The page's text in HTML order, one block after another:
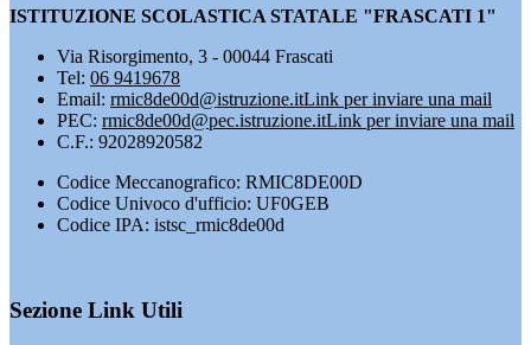
ISTITUZIONE SCOLASTICA STATALE "FRASCATI 1"
Via Risorgimento, 3 - 00044 Frascati
Tel: 06 9419678
Email: rmic8de00d@istruzione.itLink per inviare una mail
PEC: rmic8de00d@pec.istruzione.itLink per inviare una mail
C.F.: 92028920582
Codice Meccanografico: RMIC8DE00D
Codice Univoco d'ufficio: UF0GEB
Codice IPA: istsc_rmic8de00d
Sezione Link Utili